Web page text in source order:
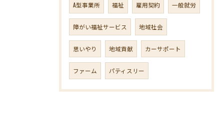
A型事業所 福祉 雇用契約 一般就労
障がい福祉サービス 地域社会
思いやり 地域貢献 カーサポート
ファーム パティスリー